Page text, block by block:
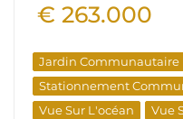
€ 263.000
Jardin Communautaire
Stationnement
Vue Sur L'océan
Vue